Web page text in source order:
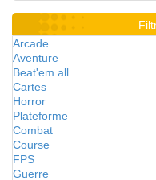
Arcade
Aventure
Beat'em all
Cartes
Horror
Plateforme
Combat
Course
FPS
Guerre